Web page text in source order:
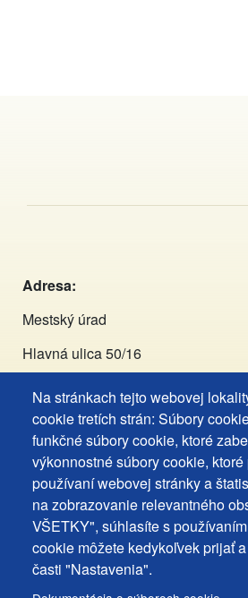
Na stránkach tejto webovej
cookie tretích strán: Súbory
funkčné súbory cookie, ktoré
výkonnostné súbory cookie,
používaní webovej stránky a
na zobrazovanie relevantného
VŠETKY", súhlasíte s
cookie môžete kedykoľvek prijať
časti "Nastavenia".
Adresa:
Mestský úrad
Hlavná ulica 50/16
929 01 Dunajská Streda
Tel:+421 (031) 590 3911
Email: primator@dunstreda.eu
Facebook:
https://www.facebook.com/
Instagram:https://